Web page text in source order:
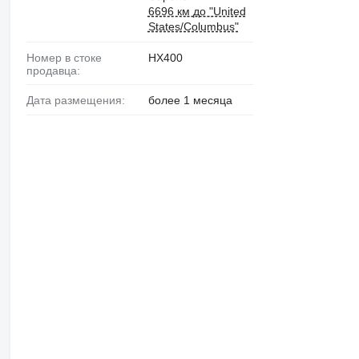
6696 км до "United
States/Columbus"
Номер в стоке
продавца:
HX400
Дата размещения: более 1 месяца